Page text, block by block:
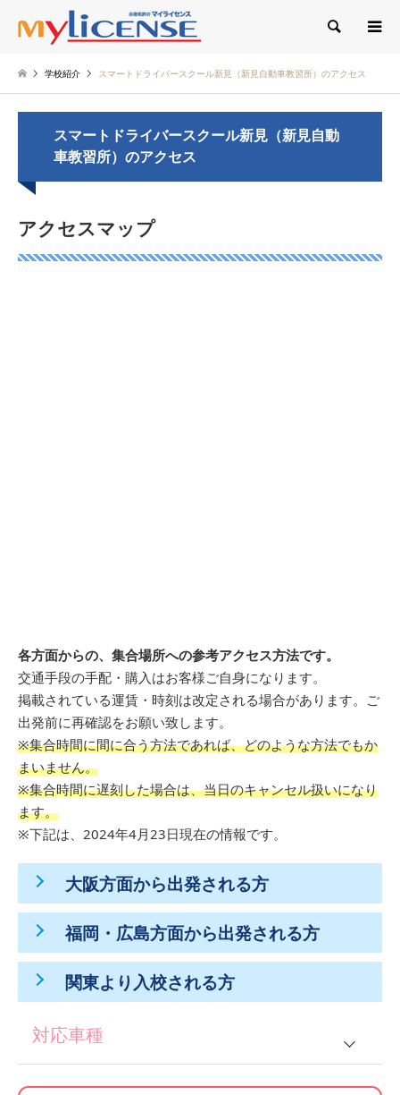
検索
学校紹介 スマートドライバースクール新見（新見自動車教習所）のアクセス
スマートドライバースクール新見（新見自動
車教習所）のアクセス
アクセスマップ
各方面からの、集合場所への参考アクセス方法です。
交通手段の手配・購入はお客様ご自身になります。
掲載されている運賃・時刻は改定される場合があります。ご
出発前に再確認をお願い致します。
※集合時間に間に合う方法であれば、どのような方法でもか
まいません。
※集合時間に遅刻した場合は、当日のキャンセル扱いになり
ます。
※下記は、2024年4月23日現在の情報です。
大阪方面から出発される方
福岡・広島方面から出発される方
関東より入校される方
対応車種
普通車